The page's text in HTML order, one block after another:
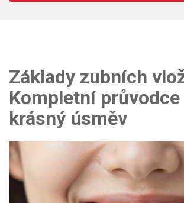
Základy zubních
Kompletní
krásný úsměv